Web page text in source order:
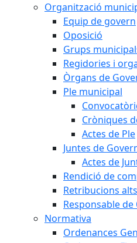
Organització
Equip de govern
Oposició
Grups
Regidories i
Òrgans de
Ple municipal
Cròniques
Actes de Ple
Juntes de
Actes de
Rendició de
Retribucions
Responsable
Normativa
Ordenances